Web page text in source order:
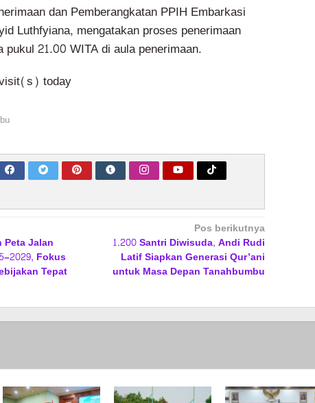
dan Pemberangkatan PPIH Embarkasi
Luthfyiana, mengatakan proses penerimaan
pukul 21.00 WITA di aula penerimaan.
today
Jalan
Fokus
Tepat
Pos berikutnya
1.200 Santri Diwisuda, Andi Rudi
Latif Siapkan Generasi Qur’ani
untuk Masa Depan Tanahbumbu